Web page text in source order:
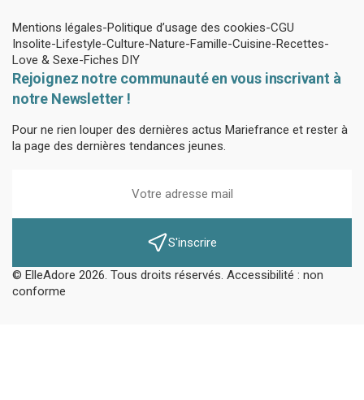
Mentions légales Politique d’usage des cookies CGU
Insolite Lifestyle Culture Nature Famille Cuisine Recettes
Love & Sexe Fiches DIY
Rejoignez notre communauté en vous inscrivant à
notre Newsletter !
Pour ne rien louper des dernières actus Mariefrance et rester à
la page des dernières tendances jeunes.
S'inscrire
© ElleAdore 2026. Tous droits réservés. Accessibilité : non
conforme